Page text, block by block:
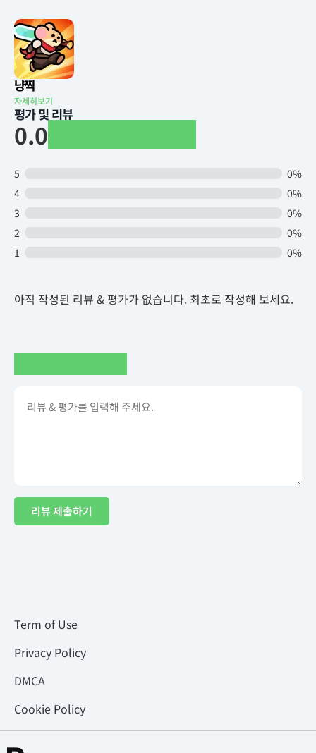
냥찍
자세히보기
평가 및 리뷰
0.0
5
0%
4
0%
3
0%
2
0%
1
0%
아직 작성된 리뷰 & 평가가 없습니다. 최초로 작성해 보세요.
리뷰 제출하기
Term of Use
Privacy Policy
DMCA
Cookie Policy